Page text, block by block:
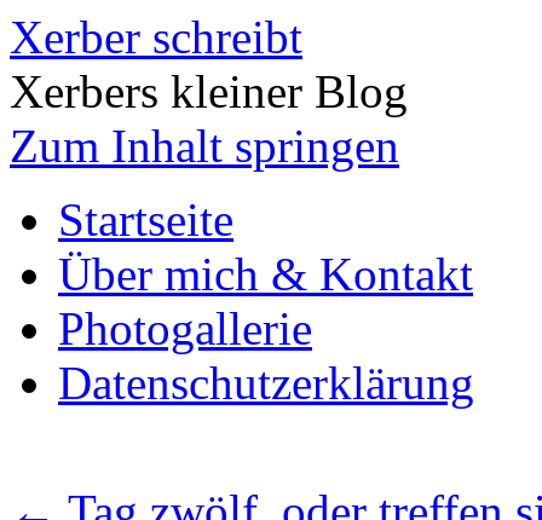
Xerber schreibt
Xerbers kleiner Blog
Zum Inhalt springen
Startseite
Über mich & Kontakt
Photogallerie
Datenschutzerklärung